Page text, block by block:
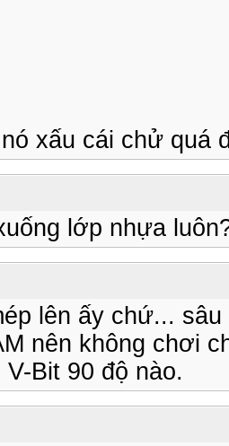
xấu cái chử quá
lớp nhựa
lên ấy chứ... sâu
nên không chơi
Bit 90 độ nào.